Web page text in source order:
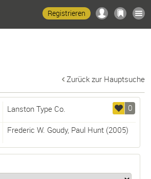
Registrieren
Zurück zur Hauptsuche
0
Lanston Type Co.
Frederic W. Goudy, Paul Hunt(2005)